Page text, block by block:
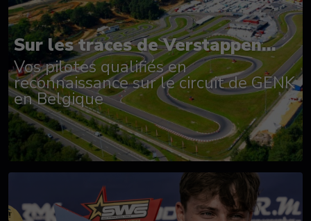
Sur les traces de Verstappen...
Vos pilotes qualifiés en
reconnaissance sur le circuit de GENK
en Belgique